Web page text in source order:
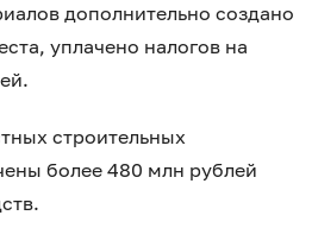
дополнительно создано
уплачено налогов на
строительных
более 480 млн рублей